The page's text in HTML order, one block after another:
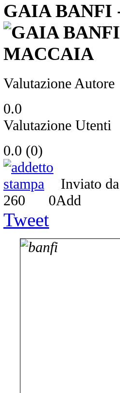
GAIA BANFI
Valutazione Autore
0.0
Valutazione Utenti
0.0 (0)
Inviato
260
0Add
Tweet